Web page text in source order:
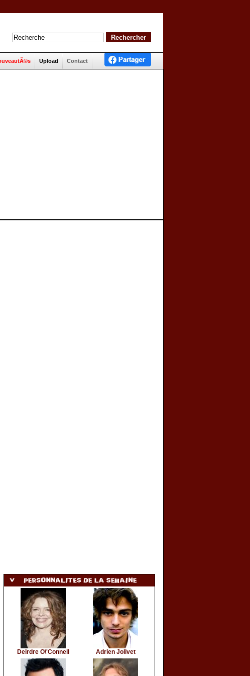
Upload Contact
Deirdre O\'Connell Adrien Jolivet